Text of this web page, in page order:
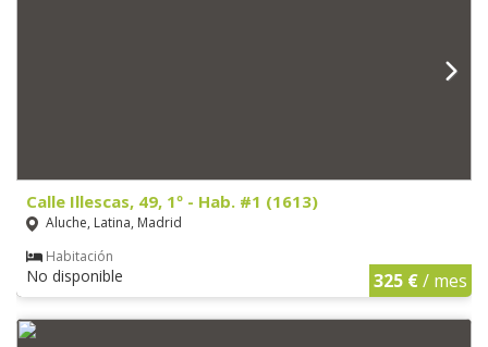
Calle Illescas, 49, 1º - Hab. #1 (1613)
Aluche, Latina, Madrid
Habitación
No disponible 325 €/ mes